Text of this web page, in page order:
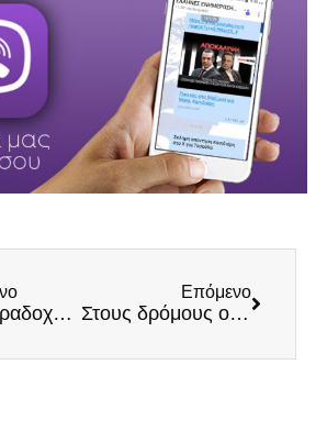
Κυνική παραδοχή Άδωνι εκθέτει την κυβέρνηση: Εμείς αποφασίζουμε, όχι οι γιατροί!
Επόμενο
Στους δρόμους οι παραγωγοί για την πλήρη αδιαφορία της κυβέρνησης – Οι προτάσεις μας για την ανάπτυξη του Πρωτογενούς Τομέα